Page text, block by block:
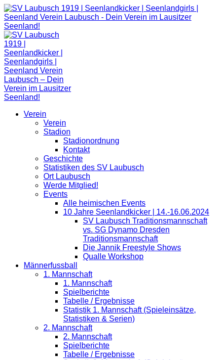
Zum
Inhalt
springen
Verein
Verein
Stadion
Stadionordnung
Kontakt
Geschichte
Statistiken des SV Laubusch
Ort Laubusch
Werde Mitglied!
Events
Alle heimischen Events
10 Jahre Seenlandkicker | 14.-16.06.2024
SV Laubusch Traditionsmannschaft
vs. SG Dynamo Dresden
Traditionsmannschaft
Die Jannik Freestyle Shows
Qualle Workshop
Männerfussball
1. Mannschaft
1. Mannschaft
Spielberichte
Tabelle / Ergebnisse
Statistik 1. Mannschaft (Spieleinsätze,
Statistiken & Serien)
2. Mannschaft
2. Mannschaft
Spielberichte
Tabelle / Ergebnisse